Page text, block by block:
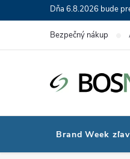
na
Dňa 6.8.2026 bude
Bezpečný nákup
Brand Week